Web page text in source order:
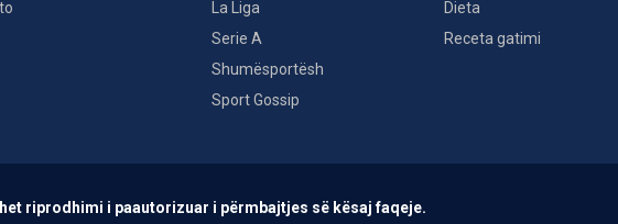
La Liga
Serie A
Shumësportësh
Sport Gossip
Dieta
Receta gatimi
riprodhimi i paautorizuar i përmbajtjes së kësaj faqeje.